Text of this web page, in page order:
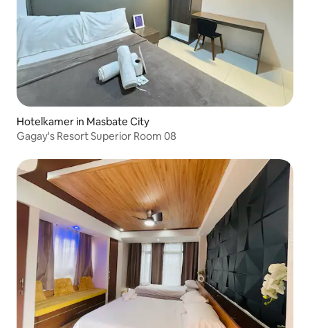
Hotelkamer in Masbate City
Gagay's Resort Superior Room 08